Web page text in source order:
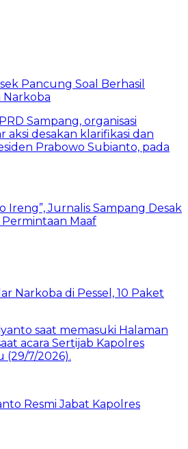
Pancung Soal Berhasil
Narkoba
Ireng”, Jurnalis Sampang Desak
Permintaan Maaf
Narkoba di Pessel, 10 Paket
Resmi Jabat Kapolres